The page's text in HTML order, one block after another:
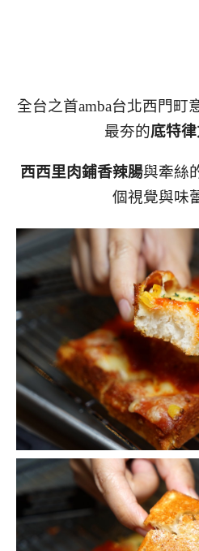
全台之首amba台北西門町
最夯的底特
西西里肉鋪香辣腸與牽絲
個視覺與味